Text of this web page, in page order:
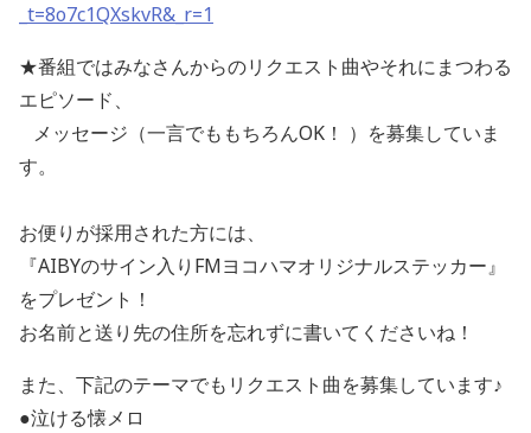
_t=8o7c1QXskvR&_r=1
★番組ではみなさんからのリクエスト曲やそれにまつわる
エピソード、
メッセージ（一言でももちろんOK！ ）を募集していま
す。
お便りが採用された方には、
『AIBYのサイン入りFMヨコハマオリジナルステッカー』
をプレゼント！
お名前と送り先の住所を忘れずに書いてくださいね！
また、下記のテーマでもリクエスト曲を募集しています♪
●泣ける懐メロ